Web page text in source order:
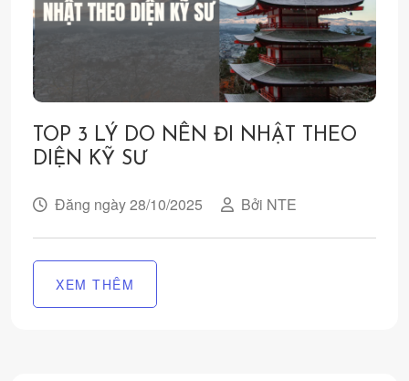
TOP 3 LÝ DO NÊN ĐI NHẬT THEO
DIỆN KỸ SƯ
Đăng ngày 28/10/2025 Bởi NTE
XEM THÊM